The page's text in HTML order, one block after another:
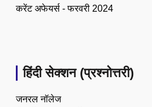
करेंट अफेयर्स - फरवरी 2024
हिंदी सेक्शन (प्रश्नोत्तरी)
जनरल नॉलेज